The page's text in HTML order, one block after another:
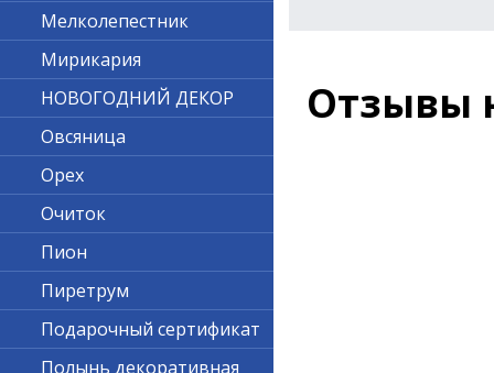
Отзывы
Мелколепестник
Мирикария
НОВОГОДНИЙ ДЕКОР
Овсяница
Орех
Очиток
Пион
Пиретрум
Подарочный сертификат
Полынь декоративная